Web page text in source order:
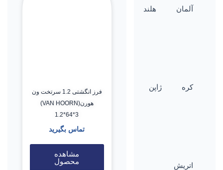
آلمان هلند
کره ژاپن
اتریش
فرز انگشتی 1.2 سرتخت ون
هورن(VAN HOORN)
1.2*64*3
تماس بگیرید
مشاهده
محصول